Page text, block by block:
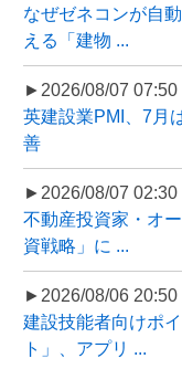
なぜゼネコンが自
える「建物 ...
►2026/08/07 07:50
英建設業PMI、7月
善
►2026/08/07 02:30
不動産投資家・オ
資戦略」に ...
►2026/08/06 20:50
建設技能者向けポ
ト」、アプリ ...